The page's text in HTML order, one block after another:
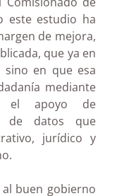
este estudio ha
de mejora,
que ya en
sino en que esa
mediante
el apoyo de
de datos que
jurídico y
buen gobierno